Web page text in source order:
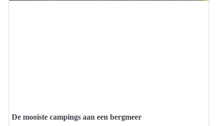
De mooiste campings aan een bergmeer